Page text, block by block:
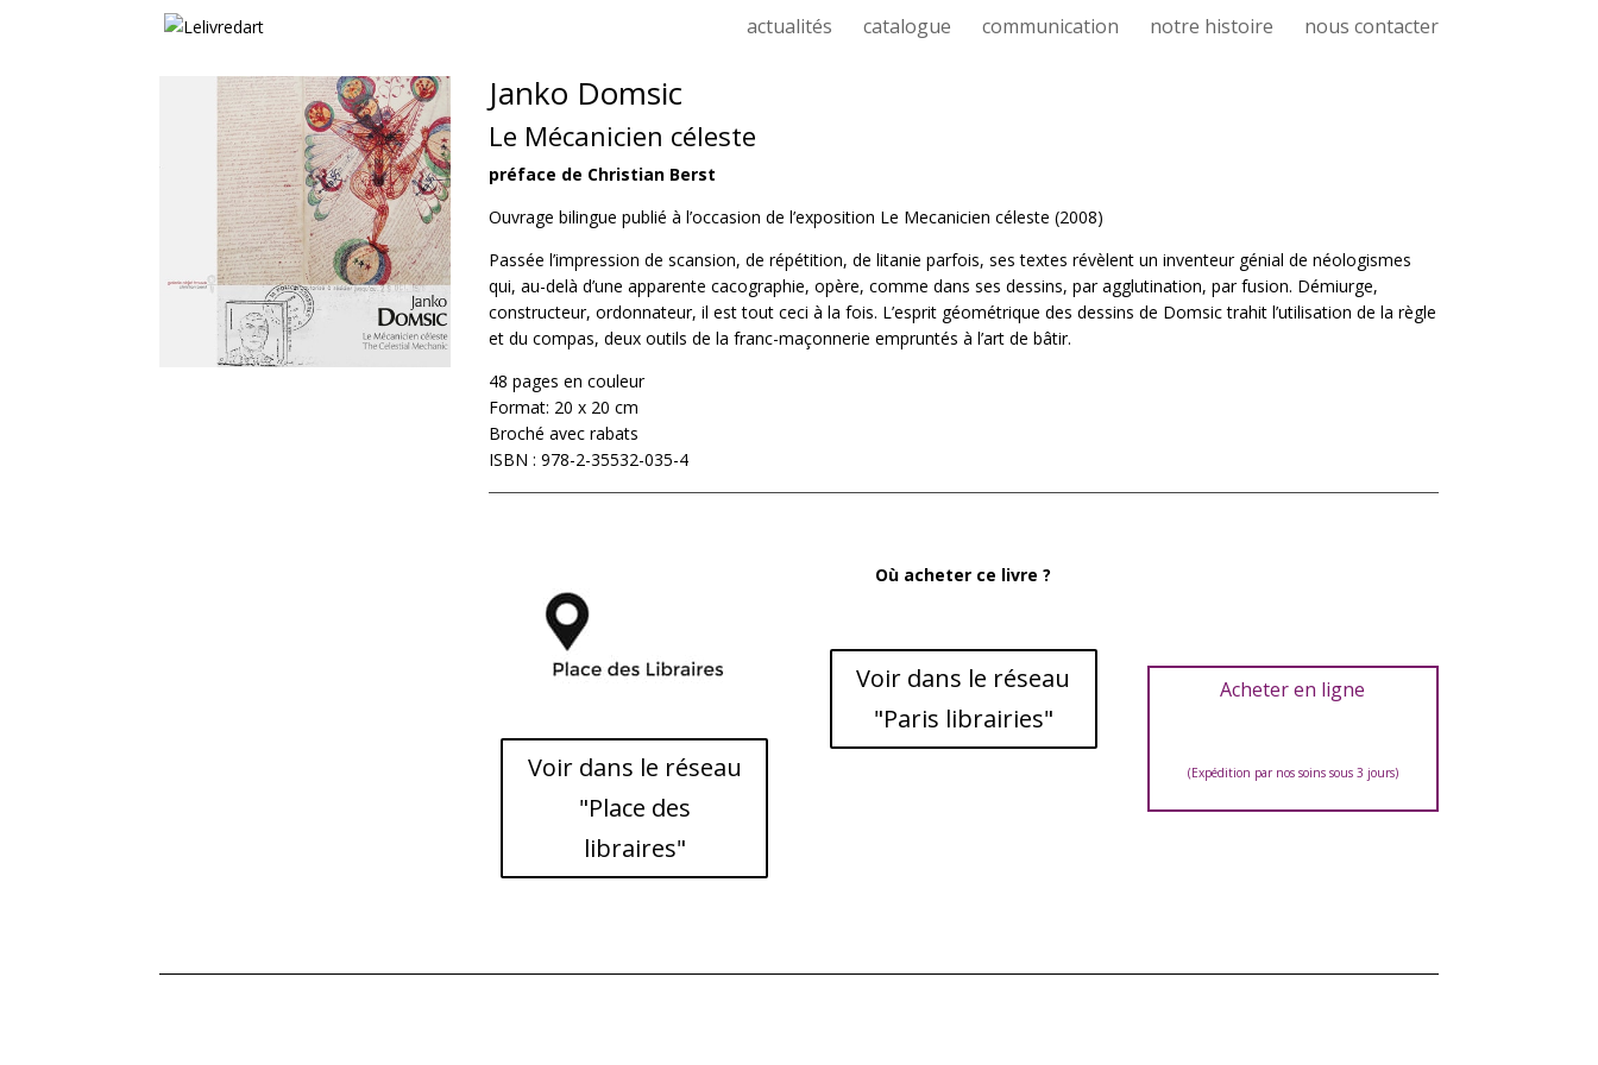
actualités catalogue communication notre histoire nous contacter
Janko Domsic
Le Mécanicien céleste
préface de Christian Berst
Ouvrage bilingue publié à l’occasion de l’exposition Le Mecanicien céleste (2008)
Passée l’impression de scansion, de répétition, de litanie parfois, ses textes révèlent un inventeur génial de néologismes
qui, au-delà d’une apparente cacographie, opère, comme dans ses dessins, par agglutination, par fusion. Démiurge,
constructeur, ordonnateur, il est tout ceci à la fois. L’esprit géométrique des dessins de Domsic trahit l’utilisation de la règle
et du compas, deux outils de la franc-maçonnerie empruntés à l’art de bâtir.
48 pages en couleur
Format: 20 x 20 cm
Broché avec rabats
ISBN : 978-2-35532-035-4
Où acheter ce livre ?
Voir dans le réseau
"Place des
libraires"
Voir dans le réseau
"Paris librairies"
Acheter en ligne
(Expédition par nos soins sous 3 jours)